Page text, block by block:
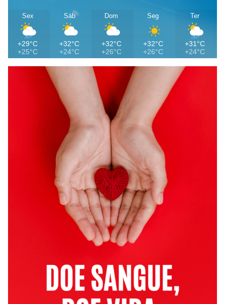
Sex
+29°C
+25°C
Sáb
+32°C
+24°C
Dom
+32°C
+26°C
Seg
+32°C
+26°C
Ter
+31°C
+24°C